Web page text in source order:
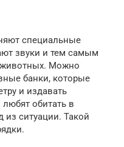
специальные
звуки и тем самым
Можно
банки, которые
и издавать
обитать в
из ситуации. Такой